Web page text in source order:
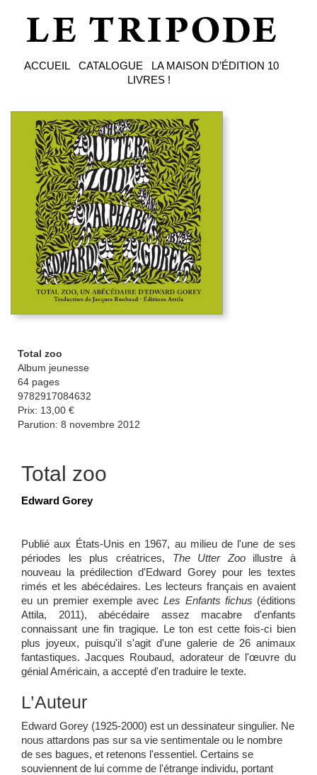
ACCUEIL CATALOGUE LA MAISON D’ÉDITION 10
LIVRES !
Total zoo
Album jeunesse
64 pages
9782917084632
Prix: 13,00 €
Parution: 8 novembre 2012
Total zoo
Edward Gorey
Publié aux États-Unis en 1967, au milieu de l'une de ses
périodes les plus créatrices, The Utter Zooillustre à
nouveau la prédilection d'Edward Gorey pour les textes
rimés et les abécédaires. Les lecteurs français en avaient
eu un premier exemple avecLes Enfants fichus (éditions
Attila, 2011), abécédaire assez macabre d'enfants
connaissant une fin tragique. Le ton est cette fois-ci bien
plus joyeux, puisqu'il s'agit d'une galerie de 26 animaux
fantastiques. Jacques Roubaud, adorateur de l'œuvre du
génial Américain, a accepté d'en traduire le texte.
L’Auteur
Edward Gorey (1925-2000) est un dessinateur singulier. Ne
nous attardons pas sur sa vie sentimentale ou le nombre
de ses bagues, et retenons l'essentiel. Certains se
souviennent de lui comme de l'étrange individu, portant